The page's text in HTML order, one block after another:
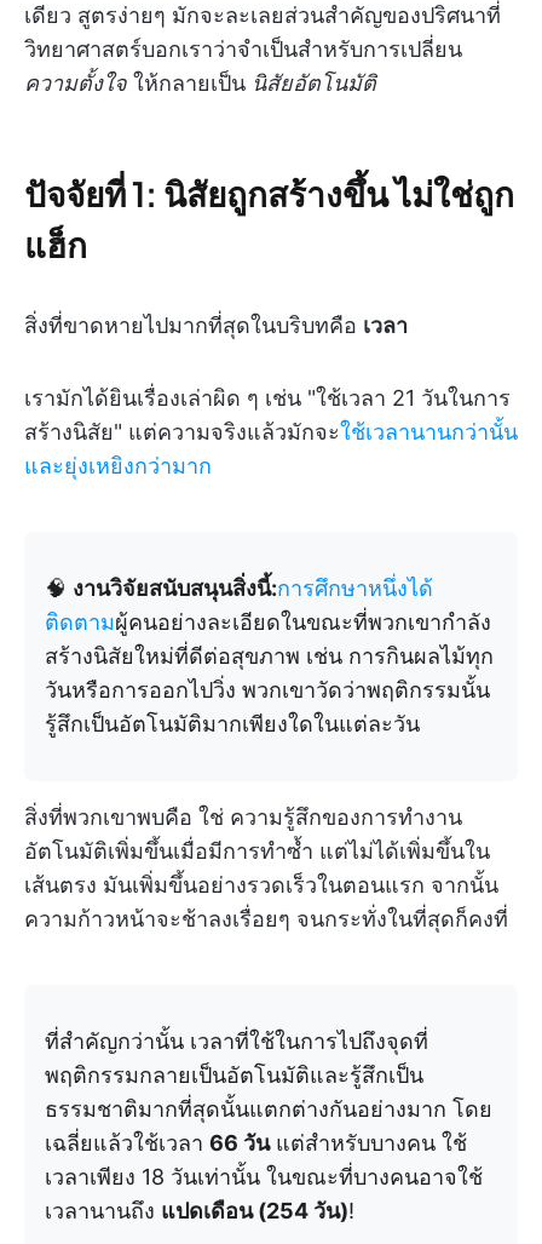
เดียว สูตรง่ายๆ มักจะละเลยส่วนสำคัญของปริศนาที่
วิทยาศาสตร์บอกเราว่าจำเป็นสำหรับการเปลี่ยน
ความตั้งใจ ให้กลายเป็น นิสัยอัตโนมัติ
ปัจจัยที่ 1: นิสัยถูกสร้างขึ้น ไม่ใช่ถูก
แฮ็ก
สิ่งที่ขาดหายไปมากที่สุดในบริบทคือ เวลา
เรามักได้ยินเรื่องเล่าผิด ๆ เช่น "ใช้เวลา 21 วันในการ
สร้างนิสัย" แต่ความจริงแล้วมักจะใช้เวลานานกว่านั้น
และยุ่งเหยิงกว่ามาก
🧠 งานวิจัยสนับสนุนสิ่งนี้:การศึกษาหนึ่งได้
ติดตามผู้คนอย่างละเอียดในขณะที่พวกเขากำลัง
สร้างนิสัยใหม่ที่ดีต่อสุขภาพ เช่น การกินผลไม้ทุก
วันหรือการออกไปวิ่ง พวกเขาวัดว่าพฤติกรรมนั้น
รู้สึกเป็นอัตโนมัติมากเพียงใดในแต่ละวัน
สิ่งที่พวกเขาพบคือ ใช่ ความรู้สึกของการทำงาน
อัตโนมัติเพิ่มขึ้นเมื่อมีการทำซ้ำ แต่ไม่ได้เพิ่มขึ้นใน
เส้นตรง มันเพิ่มขึ้นอย่างรวดเร็วในตอนแรก จากนั้น
ความก้าวหน้าจะช้าลงเรื่อยๆ จนกระทั่งในที่สุดก็คงที่
ที่สำคัญกว่านั้น เวลาที่ใช้ในการไปถึงจุดที่
พฤติกรรมกลายเป็นอัตโนมัติและรู้สึกเป็น
ธรรมชาติมากที่สุดนั้นแตกต่างกันอย่างมาก โดย
เฉลี่ยแล้วใช้เวลา 66 วันแต่สำหรับบางคน ใช้
เวลาเพียง 18 วันเท่านั้น ในขณะที่บางคนอาจใช้
เวลานานถึง แปดเดือน (254 วัน)!